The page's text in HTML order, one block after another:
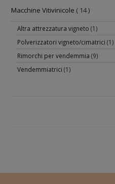
Macchine Vitivinicole ( 14 )
Altra attrezzatura vigneto(1)
Polverizzatori vigneto/cimatrici (1)
Rimorchi per vendemmia (9)
Vendemmiatrici (1)